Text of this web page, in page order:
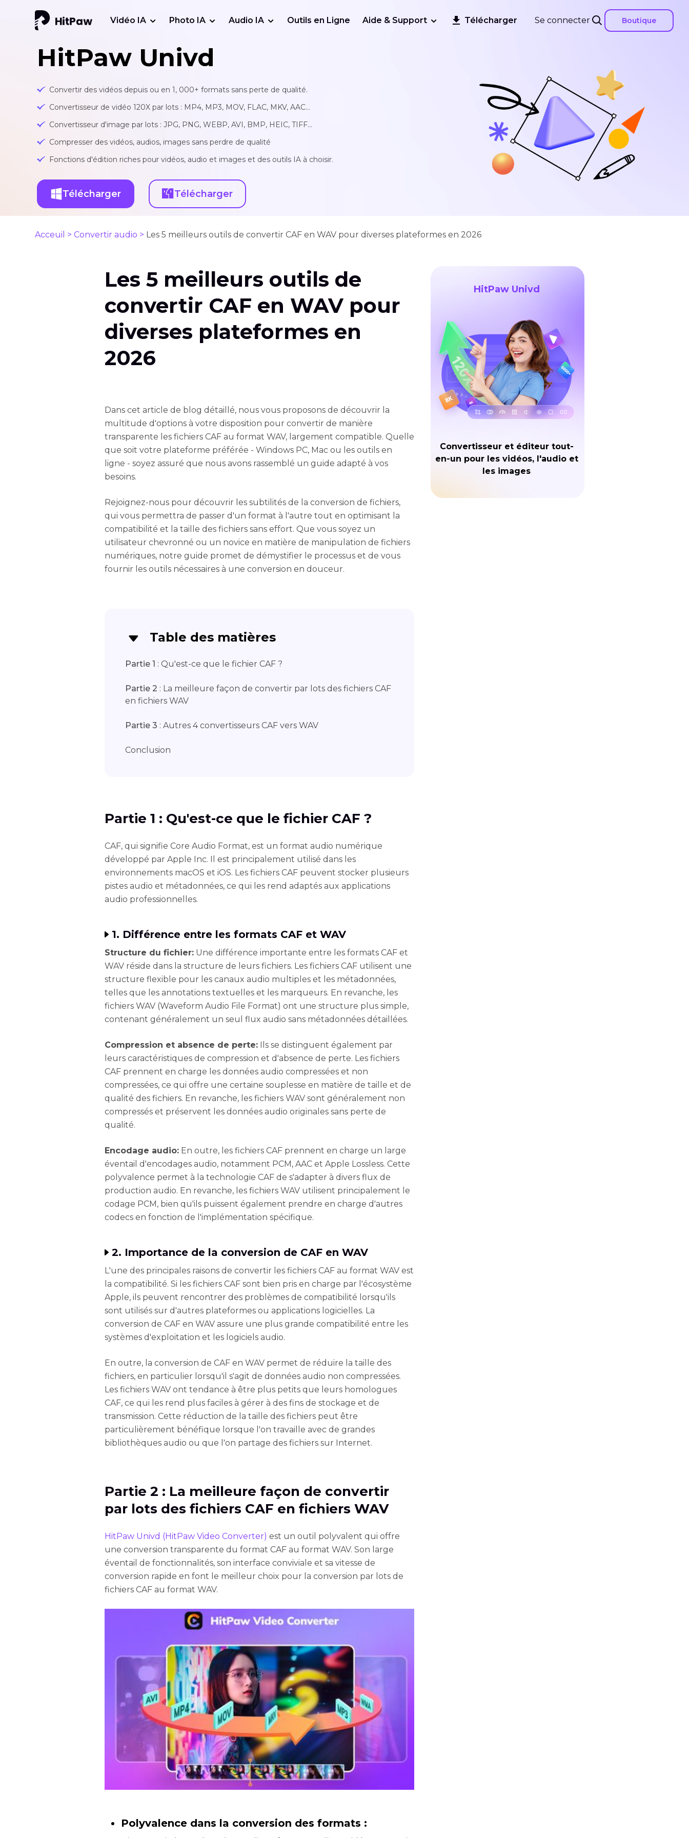
Se connecter Boutique
Vidéo IA Photo IA Audio IA Outils en Ligne Aide & Support Télécharger
HitPaw Univd
Convertir des vidéos depuis ou en 1, 000+ formats sans perte de qualité.
Convertisseur de vidéo 120X par lots : MP4, MP3, MOV, FLAC, MKV, AAC...
Convertisseur d'image par lots : JPG, PNG, WEBP, AVI, BMP, HEIC, TIFF...
Compresser des vidéos, audios, images sans perdre de qualité
Fonctions d'édition riches pour vidéos, audio et images et des outils IA à choisir.
Télécharger Télécharger
Acceuil > Convertir audio > Les 5 meilleurs outils de convertir CAF en WAV pour diverses plateformes en 2026
Les 5 meilleurs outils de
convertir CAF en WAV pour
diverses plateformes en
2026
Dans cet article de blog détaillé, nous vous proposons de découvrir la
multitude d'options à votre disposition pour convertir de manière
transparente les fichiers CAF au format WAV, largement compatible. Quelle
que soit votre plateforme préférée - Windows PC, Mac ou les outils en
ligne - soyez assuré que nous avons rassemblé un guide adapté à vos
besoins.
Rejoignez-nous pour découvrir les subtilités de la conversion de fichiers,
qui vous permettra de passer d'un format à l'autre tout en optimisant la
compatibilité et la taille des fichiers sans effort. Que vous soyez un
utilisateur chevronné ou un novice en matière de manipulation de fichiers
numériques, notre guide promet de démystifier le processus et de vous
fournir les outils nécessaires à une conversion en douceur.
Table des matières
Partie 1 : Qu'est-ce que le fichier CAF ?
Partie 2 : La meilleure façon de convertir par lots des fichiers CAF
en fichiers WAV
Partie 3 : Autres 4 convertisseurs CAF vers WAV
Conclusion
Partie 1 : Qu'est-ce que le fichier CAF ?
CAF, qui signifie Core Audio Format, est un format audio numérique
développé par Apple Inc. Il est principalement utilisé dans les
environnements macOS et iOS. Les fichiers CAF peuvent stocker plusieurs
pistes audio et métadonnées, ce qui les rend adaptés aux applications
audio professionnelles.
1. Différence entre les formats CAF et WAV
Structure du fichier: Une différence importante entre les formats CAF et
WAV réside dans la structure de leurs fichiers. Les fichiers CAF utilisent une
structure flexible pour les canaux audio multiples et les métadonnées,
telles que les annotations textuelles et les marqueurs. En revanche, les
fichiers WAV (Waveform Audio File Format) ont une structure plus simple,
contenant généralement un seul flux audio sans métadonnées détaillées.
Compression et absence de perte: Ils se distinguent également par
leurs caractéristiques de compression et d'absence de perte. Les fichiers
CAF prennent en charge les données audio compressées et non
compressées, ce qui offre une certaine souplesse en matière de taille et de
qualité des fichiers. En revanche, les fichiers WAV sont généralement non
compressés et préservent les données audio originales sans perte de
qualité.
Encodage audio: En outre, les fichiers CAF prennent en charge un large
éventail d'encodages audio, notamment PCM, AAC et Apple Lossless. Cette
polyvalence permet à la technologie CAF de s'adapter à divers flux de
production audio. En revanche, les fichiers WAV utilisent principalement le
codage PCM, bien qu'ils puissent également prendre en charge d'autres
codecs en fonction de l'implémentation spécifique.
2. Importance de la conversion de CAF en WAV
L'une des principales raisons de convertir les fichiers CAF au format WAV est
la compatibilité. Si les fichiers CAF sont bien pris en charge par l'écosystème
Apple, ils peuvent rencontrer des problèmes de compatibilité lorsqu'ils
sont utilisés sur d'autres plateformes ou applications logicielles. La
conversion de CAF en WAV assure une plus grande compatibilité entre les
systèmes d'exploitation et les logiciels audio.
En outre, la conversion de CAF en WAV permet de réduire la taille des
fichiers, en particulier lorsqu'il s'agit de données audio non compressées.
Les fichiers WAV ont tendance à être plus petits que leurs homologues
CAF, ce qui les rend plus faciles à gérer à des fins de stockage et de
transmission. Cette réduction de la taille des fichiers peut être
particulièrement bénéfique lorsque l'on travaille avec de grandes
bibliothèques audio ou que l'on partage des fichiers sur Internet.
Partie 2 : La meilleure façon de convertir
par lots des fichiers CAF en fichiers WAV
HitPaw Univd (HitPaw Video Converter) est un outil polyvalent qui offre
une conversion transparente du format CAF au format WAV. Son large
éventail de fonctionnalités, son interface conviviale et sa vitesse de
conversion rapide en font le meilleur choix pour la conversion par lots de
fichiers CAF au format WAV.
Polyvalence dans la conversion des formats :
HitPaw Univd
Convertisseur et éditeur tout-
en-un pour les vidéos, l'audio et
les images